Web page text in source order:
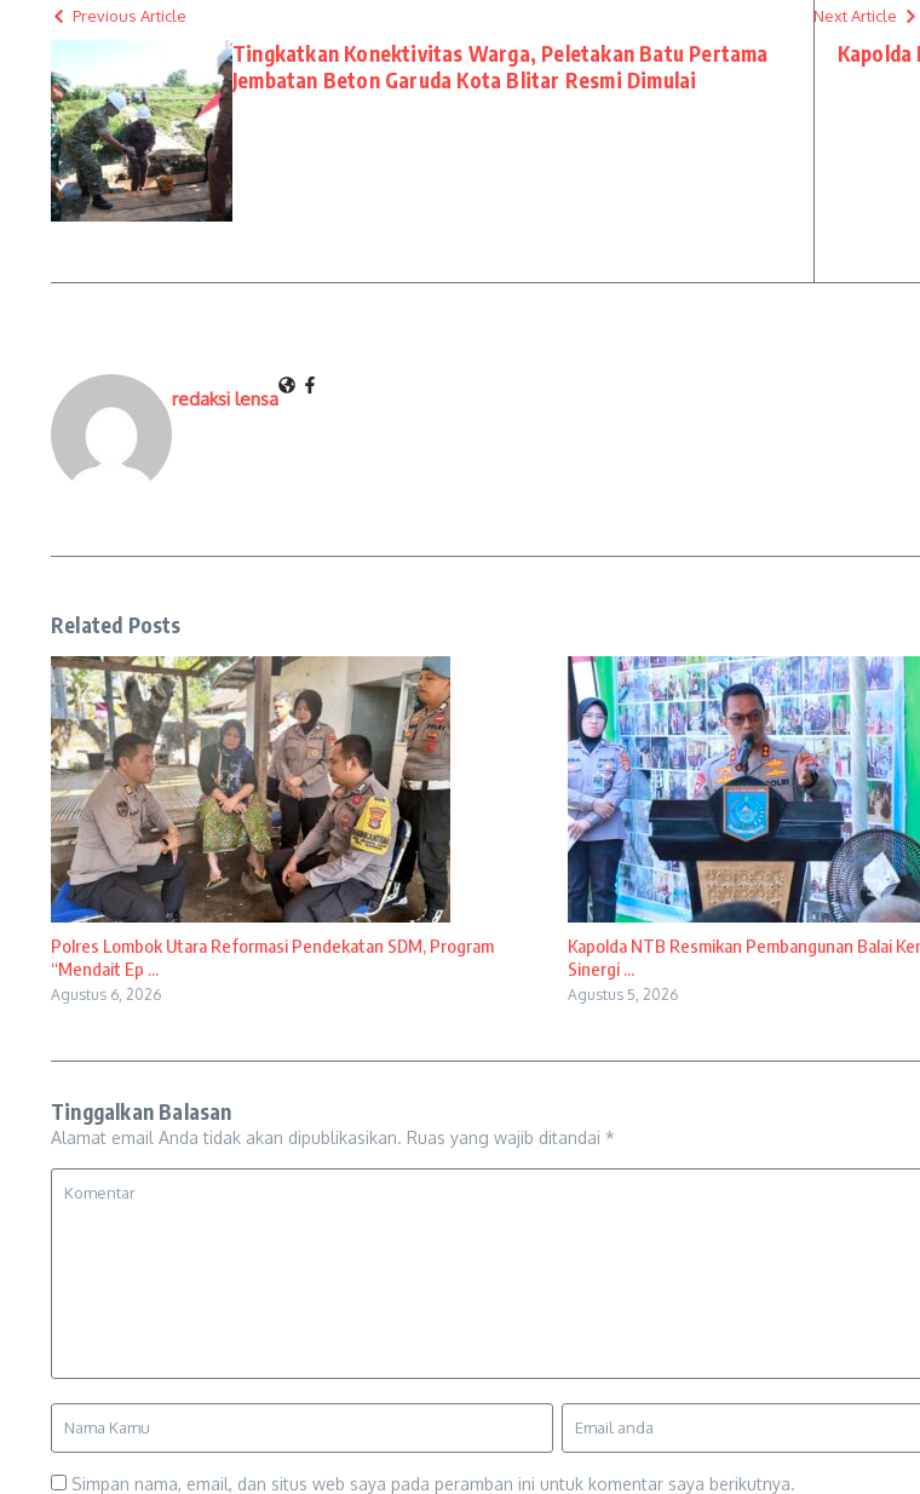
Previous Article
Tingkatkan Konektivitas Warga, Peletakan Batu Pertama
Jembatan Beton Garuda Kota Blitar Resmi Dimulai
Next Article
Kapolda
redaksi lensa
Related Posts
Polres Lombok Utara Reformasi Pendekatan SDM, Program
“Mendait Ep ...
Agustus 6, 2026
Kapolda NTB Resmikan Pembangunan Balai
Sinergi ...
Agustus 5, 2026
Tinggalkan Balasan
Alamat email Anda tidak akan dipublikasikan. Ruas yang wajib ditandai *
Simpan nama, email, dan situs web saya pada peramban ini untuk komentar saya berikutnya.